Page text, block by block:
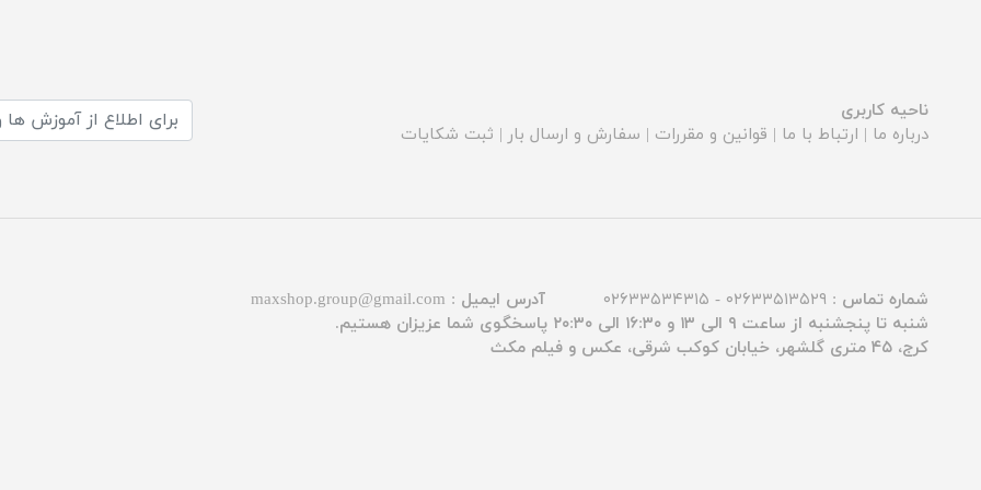
ناحیه کاربری
درباره ما | ارتباط با ما | قوانین و مقررات | سفارش و ارسال بار | ثبت شکایات
شماره تماس : ۰۲۶۳۳۵۱۳۵۲۹ - ۰۲۶۳۳۵۳۴۳۱۵ آدرس ایمیل : maxshop.group@gmail.com
شنبه تا پنجشنبه از ساعت ۹ الی ۱۳ و ۱۶:۳۰ الی ۲۰:۳۰ پاسخگوی شما عزیزان هستیم.
کرج، ۴۵ متری گلشهر، خیابان کوکب شرقی، عکس و فیلم مکث